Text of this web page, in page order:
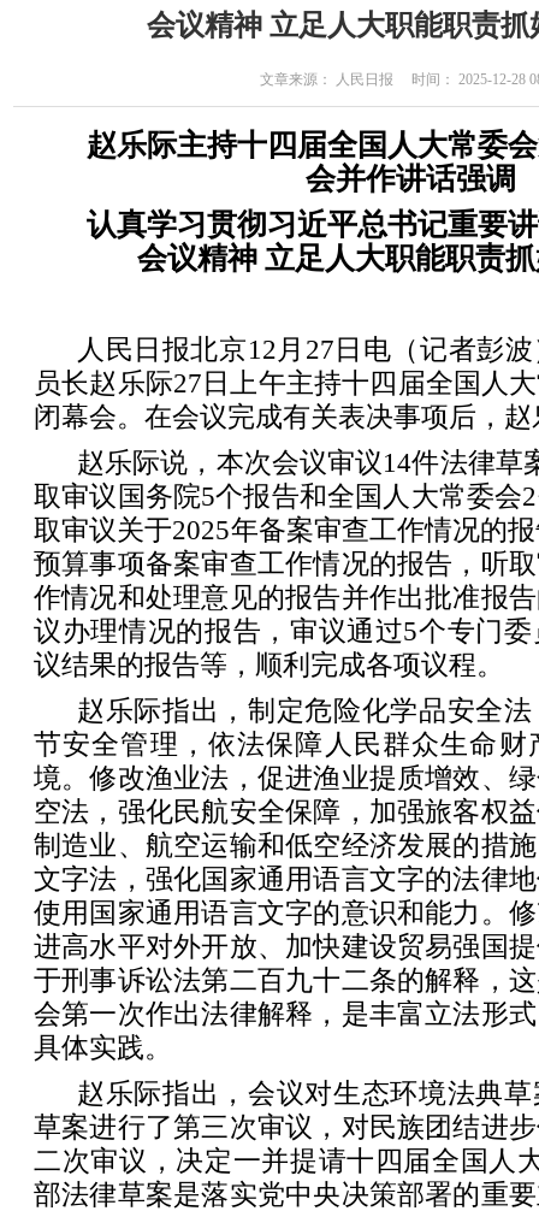
会议精神 立足人大职能职责抓
文章来源： 人民日报 时间： 2025-12-28
赵乐际主持十四届全国人大常委
会并作讲话强调
认真学习贯彻习近平总书记重要
会议精神 立足人大职能职责
人民日报北京12月27日电（记者彭
员长赵乐际27日上午主持十四届全国人
闭幕会。在会议完成有关表决事项后，
赵乐际说，本次会议审议14件法律草
取审议国务院5个报告和全国人大常委会
取审议关于2025年备案审查工作情况的
预算事项备案审查工作情况的报告，听
作情况和处理意见的报告并作出批准报
议办理情况的报告，审议通过5个专门
议结果的报告等，顺利完成各项议程。
赵乐际指出，制定危险化学品安全
节安全管理，依法保障人民群众生命财
境。修改渔业法，促进渔业提质增效、
空法，强化民航安全保障，加强旅客权
制造业、航空运输和低空经济发展的措
文字法，强化国家通用语言文字的法律
使用国家通用语言文字的意识和能力。
进高水平对外开放、加快建设贸易强国
于刑事诉讼法第二百九十二条的解释，
会第一次作出法律解释，是丰富立法形
具体实践。
赵乐际指出，会议对生态环境法典
草案进行了第三次审议，对民族团结进
二次审议，决定一并提请十四届全国人
部法律草案是落实党中央决策部署的重